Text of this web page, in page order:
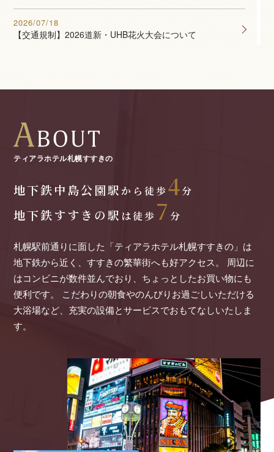
2026/07/18
【交通規制】2026道新・UHB花火大会について
2025/04/01
クレジットカード決済時のサイン対応終了について
2025/01/08
【朝食料金改定のご案内】2025年2月1日の朝食より
2024/10/01
エコキャンペーンで環境問題に取り組んでいます
空手家 岩本衣美里を応援しています
2023/05/21
【ルームサービス提供終了のお知らせ】
2023/05/07
2023年6月1日よりアメニティの提供方法変更
ティアラホテル札幌すすきの
地下鉄中島公園駅 から徒歩4分
地下鉄すすきの駅 は徒歩 7分
札幌駅前通りに面した「ティアラホテル札幌すすきの」は
地下鉄から近く、すすきの繁華街へも好アクセス。
周辺に
はコンビニが数件並んでおり、ちょっとしたお買い物にも
便利です。
こだわりの朝食やのんびりお過ごしいただける
大浴場など、充実の設備とサービスでおもてなしいたしま
す。